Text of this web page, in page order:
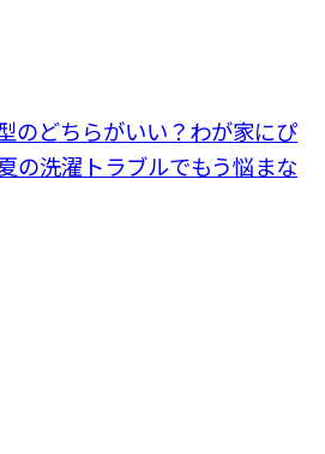
のどちらがいい？わが家にぴ
の洗濯トラブルでもう悩まな